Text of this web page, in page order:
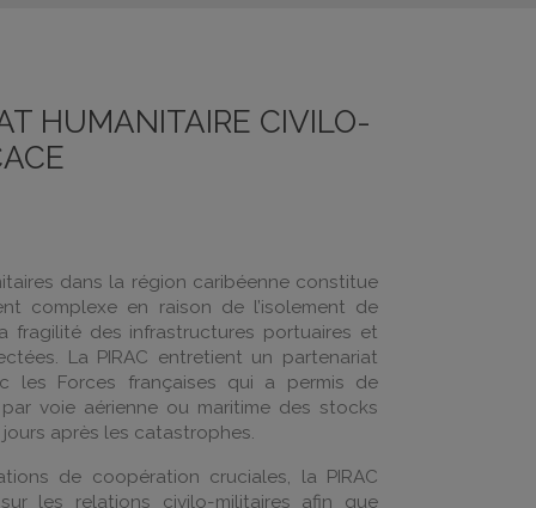
HUMANITAIRE CIVILO-
dans la région caribéenne constitue
complexe en raison de l’isolement de
fragilité des infrastructures portuaires et
La PIRAC entretient un partenariat
les Forces françaises qui a permis de
voie aérienne ou maritime des stocks
jours après les catastrophes.
de coopération cruciales, la PIRAC
les relations civilo-militaires afin que